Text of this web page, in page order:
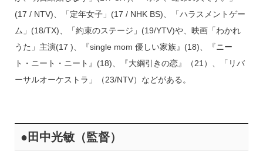
(17 / NTV)、「定年女子」(17 / NHK BS)、「ハラスメントゲー
ム」(18/TX)、「約束のステージ」(19/YTV)や、映画「わかれ
うた」主演(17 )、『single mom 優しい家族』(18)、『ニー
ト・ニート・ニート』(18)、『大綱引きの恋』（21）、「リバ
ーサルオーケストラ」（23/NTV）などがある。
●田中光敏（監督）